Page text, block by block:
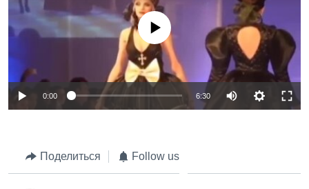
No media source currently available
0:00 6:30
Поделиться Follow us